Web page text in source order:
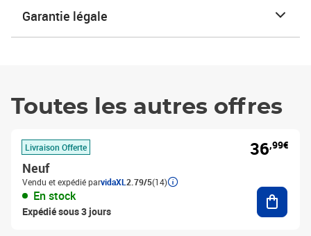
Garantie légale
Toutes les autres offres
Livraison Offerte
Neuf
Vendu et expédié parvidaXL 2.79/5(14)
En stock
Expédié sous 3 jours
36,99€